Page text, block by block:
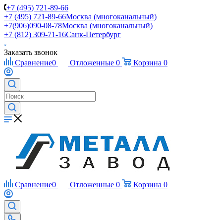
+7 (495) 721-89-66
+7 (495) 721-89-66Москва (многоканальный)
+7(906)090-08-78Москва (многоканальный)
+7 (812) 309-71-16Санк-Петербург
Заказать звонок
Сравнение0 Отложенные 0 Корзина 0
Сравнение0 Отложенные 0 Корзина 0